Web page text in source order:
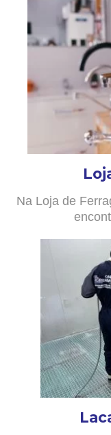
Na Loja de